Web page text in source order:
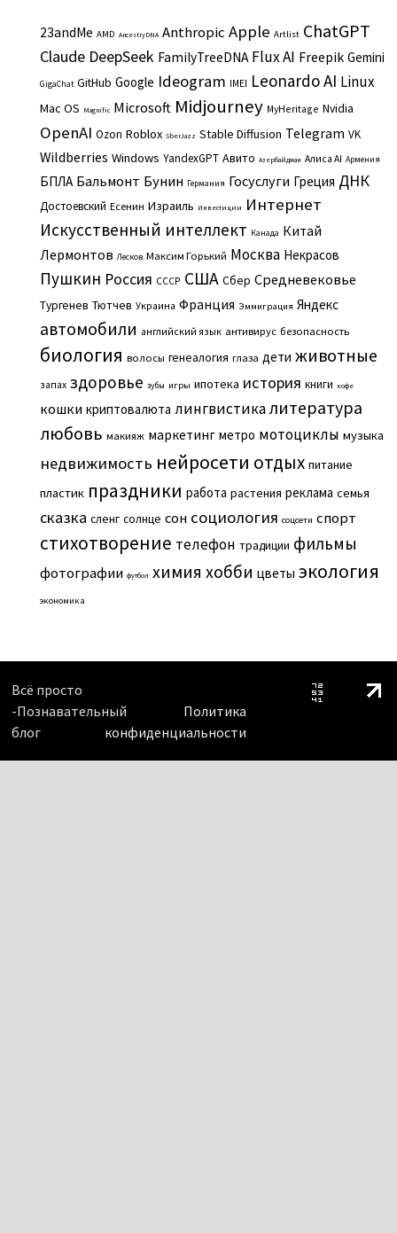
23andMe AMD AncestryDNA Anthropic Apple Artlist ChatGPT
Claude DeepSeek FamilyTreeDNA Flux AI Freepik Gemini
GigaChat GitHub Google Ideogram IMEI Leonardo AI Linux
Mac OS Magnific Microsoft Midjourney MyHeritage Nvidia
OpenAI Ozon Roblox SberJazz Stable Diffusion Telegram VK
Wildberries Windows YandexGPT Авито Азербайджан Алиса AI Армения
БПЛА Бальмонт Бунин Германия Госуслуги Греция ДНК
Достоевский Есенин Израиль Инвестиции Интернет
Искусственный интеллект Канада Китай
Лермонтов Лесков Максим Горький Москва Некрасов
Пушкин Россия СССР США Сбер Средневековье
Тургенев Тютчев Украина Франция Эммиграция Яндекс
автомобили английский язык антивирус безопасность
биология волосы генеалогия глаза дети животные
запах здоровье зубы игры ипотека история книги кофе
кошки криптовалюта лингвистикалитература
любовь макияж маркетинг метро мотоциклы музыка
недвижимость нейросети отдых питание
пластик праздники работа растения реклама семья
сказка сленг солнце сон социология соцсети спорт
стихотворение телефон традиции фильмы
фотографии футбол химия хобби цветы экология
экономика
Всё просто
-Познавательный
блог
Политика
конфиденциальности